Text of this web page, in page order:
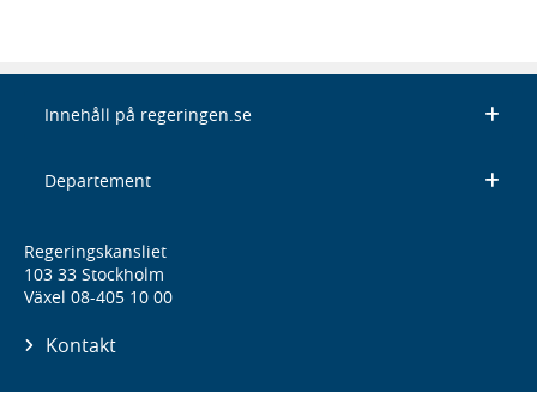
Innehåll på regeringen.se
Departement
Regeringskansliet
103 33 Stockholm
Växel 08-405 10 00
Kontakt